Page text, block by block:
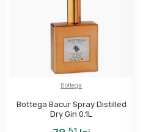
Bottega
Bottega Bacur Spray Distilled
Dry Gin 0.1L
51